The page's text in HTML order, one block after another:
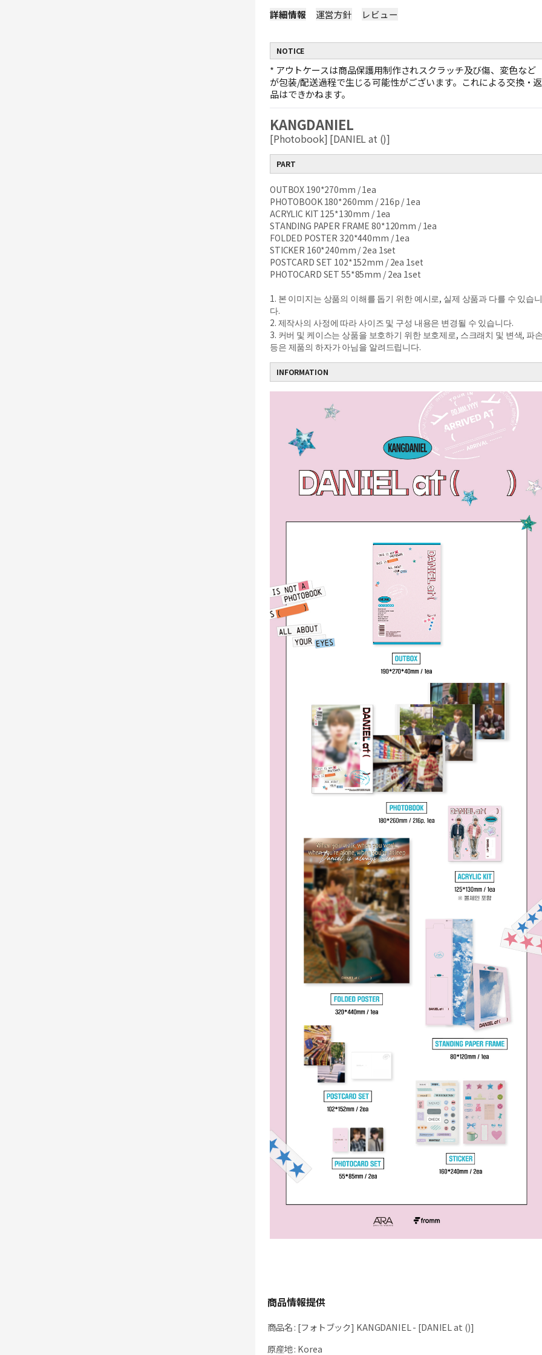
詳細情報 運営方針 レビュー
NOTICE
* アウトケースは商品保護用制作されスクラッチ及び傷、変色など
が包装/配送過程で生じる可能性がございます。これによる交換・返
品はできかねます。
KANGDANIEL
[Photobook] [DANIEL at (ㅤㅤㅤ)]
PART
OUTBOX 190*270mm / 1ea
PHOTOBOOK 180*260mm / 216p / 1ea
ACRYLIC KIT 125*130mm / 1ea
STANDING PAPER FRAME 80*120mm / 1ea
FOLDED POSTER 320*440mm / 1ea
STICKER 160*240mm / 2ea 1set
POSTCARD SET 102*152mm / 2ea 1set
PHOTOCARD SET 55*85mm / 2ea 1set
1. 본 이미지는 상품의 이해를 돕기 위한 예시로, 실제 상품과 다를 수 있습니
다.
2. 제작사의 사정에 따라 사이즈 및 구성 내용은 변경될 수 있습니다.
3. 커버 및 케이스는 상품을 보호하기 위한 보호제로, 스크래치 및 변색, 파
등은 제품의 하자가 아님을 알려드립니다.
INFORMATION
商品情報提供
商品名: [フォトブック] KANGDANIEL - [DANIEL at (ㅤㅤㅤ)]
原産地: Korea